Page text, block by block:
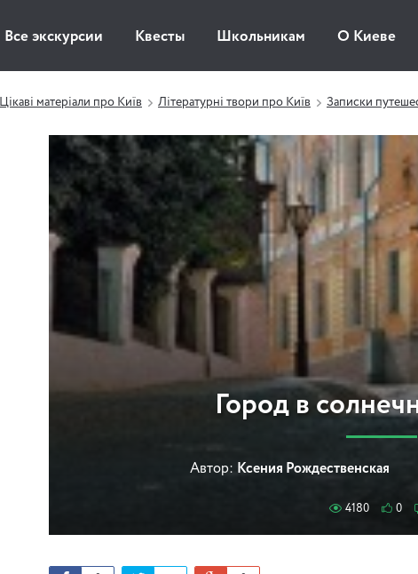
Все экскурсии Квесты Школьникам О Киеве
Цікаві матеріали про Київ Літературні твори про Київ Записки
Город в
Автор: Ксения Рождественская
4180 0